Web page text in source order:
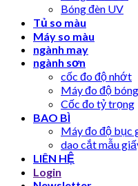
Bóng đèn UV
Tủ so màu
Máy so màu
ngành may
ngành sơn
cốc đo độ nhớt
Máy đo độ bóng
Cốc đo tỷ trọng
BAO BÌ
Máy đo độ bục
dao cắt mẫu
LIÊN HỆ
Login